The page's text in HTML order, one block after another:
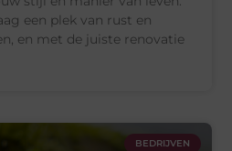
een plek van rust en
en met de juiste renovatie
BEDRIJVEN